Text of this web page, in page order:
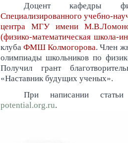
Доцент кафедры
Специализированного учебно-
центра МГУ имени
(физико-математическая школа-
клубаФМШ Колмогорова. Член
олимпиады школьников по
Получил грант
«Наставник будущих ученых».
При написании
potential.org.ru.